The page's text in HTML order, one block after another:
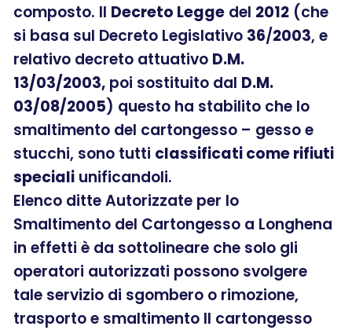
composto. Il Decreto Legge del 2012 (che
si basa sul Decreto Legislativo 36/2003, e
relativo decreto attuativo D.M.
13/03/2003, poi sostituito dal D.M.
03/08/2005) questo ha stabilito che lo
smaltimento del cartongesso – gesso e
stucchi, sono tutti classificati come rifiuti
speciali unificandoli.
Elenco ditte Autorizzate per lo
Smaltimento del Cartongesso a Longhena
in effetti è da sottolineare che solo gli
operatori autorizzati possono svolgere
tale servizio di sgombero o rimozione,
trasporto e smaltimento Il cartongesso